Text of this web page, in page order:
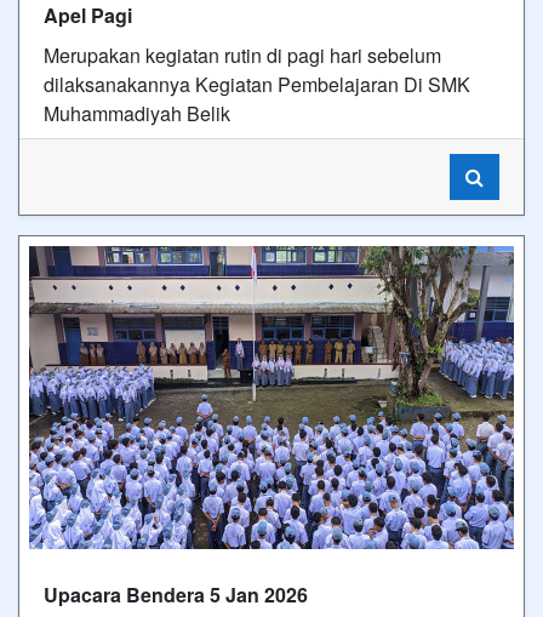
Apel Pagi
Merupakan kegiatan rutin di pagi hari sebelum
dilaksanakannya Kegiatan Pembelajaran Di SMK
Muhammadiyah Belik
Upacara Bendera 5 Jan 2026